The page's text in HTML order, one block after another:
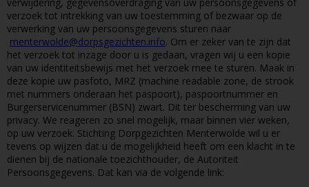
verzoek tot intrekking van uw toestemming of bezwaar op de
verwerking van uw persoonsgegevens sturen naar
menterwolde@dorpsgezichten.info. Om er zeker van te zijn dat
het verzoek tot inzage door u is gedaan, vragen wij u een kopie
van uw identiteitsbewijs met het verzoek mee te sturen. Maak in
deze kopie uw pasfoto, MRZ (machine readable zone, de strook
met nummers onderaan het paspoort), paspoortnummer en
Burgerservicenummer (BSN) zwart. Dit ter bescherming van uw
privacy. We reageren zo snel mogelijk, maar binnen vier weken,
op uw verzoek. Stichting Dorpgezichten Menterwolde wil u er
tevens op wijzen dat u de mogelijkheid heeft om een klacht in te
dienen bij de nationale toezichthouder, de Autoriteit
Persoonsgegevens. Dat kan via de volgende link: